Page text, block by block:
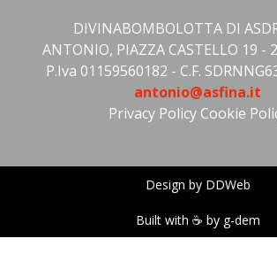
DIVINABOMBOLOTTA DI
ANTONIO, PIAZZA CASTELLO 19 -
P.Iva 01159560182 - C.F.
antonio@asfina.it
Privacy Policy Cookie
Design by DDWeb
Built with ☕ by g-dem